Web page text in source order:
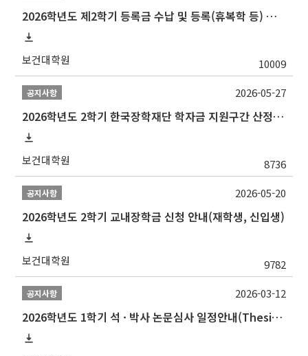
2026학년도 제2학기 등록금 수납 및 등록(휴복학 등) 일정 안내
보건대학원 10009
공지사항
2026학년도 2학기 한국장학재단 학자금 지원구간 산정 신청 안내
보건대학원 8736
2026-05-27
공지사항
2026학년도 2학기 교내장학금 신청 안내(재학생, 신입생)
보건대학원 9782
2026-05-20
공지사항
2026학년도 1학기 석 · 박사 논문심사 일정안내(Thesis Defense Schedules)
2026-03-12